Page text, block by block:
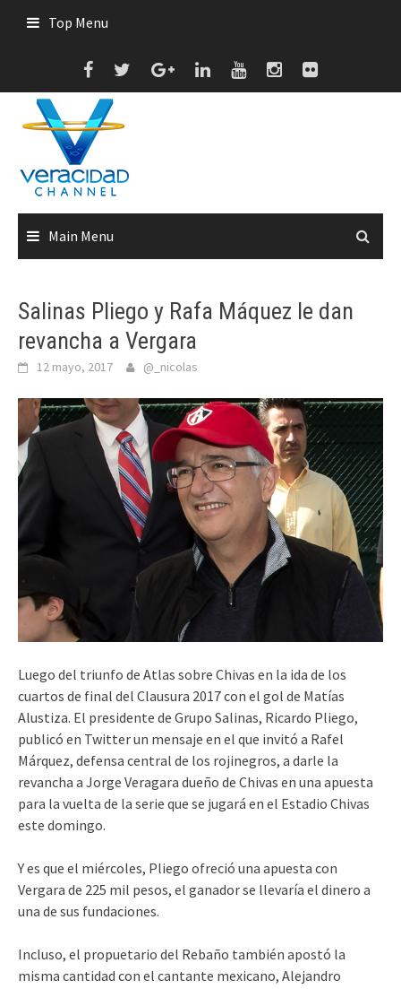
Top Menu
Main Menu
Salinas Pliego y Rafa Máquez le dan
revancha a Vergara
12 mayo, 2017 @_nicolas
Luego del triunfo de Atlas sobre Chivas en la ida de los
cuartos de final del Clausura 2017 con el gol de Matías
Alustiza. El presidente de Grupo Salinas, Ricardo Pliego,
publicó en Twitter un mensaje en el que invitó a Rafel
Márquez, defensa central de los rojinegros, a darle la
revancha a Jorge Veragara dueño de Chivas en una apuesta
para la vuelta de la serie que se jugará en el Estadio Chivas
este domingo.
Y es que el miércoles, Pliego ofreció una apuesta con
Vergara de 225 mil pesos, el ganador se llevaría el dinero a
una de sus fundaciones.
Incluso, el propuetario del Rebaño también apostó la
misma cantidad con el cantante mexicano, Alejandro